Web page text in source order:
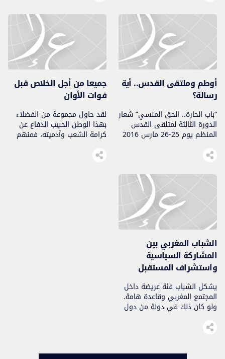
أوطم وملتقى القدس.. أية
رسالة؟
“باب الحارة.. الحق المنسي” شعار
الدورة الثالثة لمتلقى القدس
المنظم يوم 25-26 مارس 2016
الالتفاتة إلى باب الحارة في هذا
تاريخ دور المغاربة في الدفاع عن
جميعا من أجل الخلاص قبل
فوات الأوان
لقد حاول مجموعة من الفضلاء
بهذا الوطن الحبيب الدفاع عن
كرامة الشعب وآدميته، فمنهم
وما بدلوا تبديلا، ضحوا بالغالي
الشباب المغربي بين
المشاركة السياسية
واستشراف المستقبل
يشكل الشباب فئة عريضة داخل
المجتمع المغربي وقاعدة هامة.
ولو كان ذلك في دولة من دول
يحتفى به..